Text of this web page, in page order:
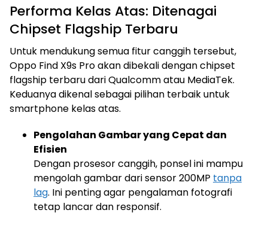
Performa Kelas Atas: Ditenagai
Chipset Flagship Terbaru
Untuk mendukung semua fitur canggih tersebut,
Oppo Find X9s Pro akan dibekali dengan chipset
flagship terbaru dari Qualcomm atau MediaTek.
Keduanya dikenal sebagai pilihan terbaik untuk
smartphone kelas atas.
Pengolahan Gambar yang Cepat dan
Efisien
Dengan prosesor canggih, ponsel ini mampu
mengolah gambar dari sensor 200MP tanpa
lag. Ini penting agar pengalaman fotografi
tetap lancar dan responsif.